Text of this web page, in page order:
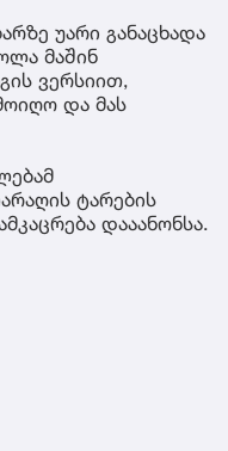
უარი განაცხადა
მაშინ
ვერსიით,
და მას
ტარების
დააანონსა.